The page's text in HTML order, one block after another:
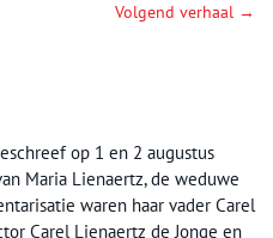
Volgend verhaal →
op 1 en 2 augustus
Maria Lienaertz, de weduwe
waren haar vader Carel
Carel Lienaertz de Jonge en